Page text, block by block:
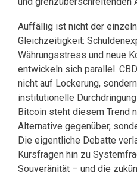
Auffällig ist nicht der
Gleichzeitigkeit:
Währungsstress und neue
entwickeln sich parallel.
nicht auf Lockerung,
institutionelle
Bitcoin steht diesem Trend
Alternative gegenüber,
Die eigentliche Debatte
Kursfragen hin zu
Souveränität – und die